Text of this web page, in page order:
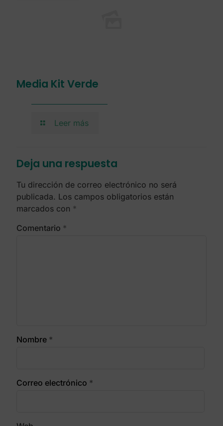
Media Kit Verde
Leer más
Deja una respuesta
Tu dirección de correo electrónico no será
publicada. Los campos obligatorios están
marcados con *
Comentario *
Nombre *
Correo electrónico *